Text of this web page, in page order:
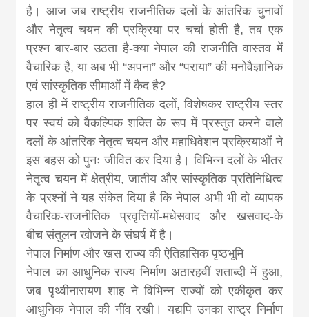
है। आज जब राष्ट्रीय राजनीतिक दलों के आंतरिक चुनावों
और नेतृत्व चयन की प्रक्रिया पर चर्चा होती है, तब एक
प्रश्न बार-बार उठता है-क्या नेपाल की राजनीति वास्तव में
वैचारिक है, या अब भी “अपना” और “पराया” की मनोवैज्ञानिक
एवं सांस्कृतिक सीमाओं में कैद है?
हाल ही में राष्ट्रीय राजनीतिक दलों, विशेषकर राष्ट्रीय स्तर
पर स्वयं को वैकल्पिक शक्ति के रूप में प्रस्तुत करने वाले
दलों के आंतरिक नेतृत्व चयन और महाधिवेशन प्रक्रियाओं ने
इस बहस को पुनः जीवित कर दिया है। विभिन्न दलों के भीतर
नेतृत्व चयन में क्षेत्रीय, जातीय और सांस्कृतिक प्रतिनिधित्व
के प्रश्नों ने यह संकेत दिया है कि नेपाल अभी भी दो व्यापक
वैचारिक-राजनीतिक प्रवृत्तियों-मधेसवाद और खसवाद-के
बीच संतुलन खोजने के संघर्ष में है।
नेपाल निर्माण और खस राज्य की ऐतिहासिक पृष्ठभूमि
नेपाल का आधुनिक राज्य निर्माण अठारहवीं शताब्दी में हुआ,
जब पृथ्वीनारायण शाह ने विभिन्न राज्यों को एकीकृत कर
आधुनिक नेपाल की नींव रखी। यद्यपि उनका राष्ट्र निर्माण